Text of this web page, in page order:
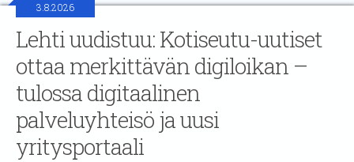
3.8.2026
Lehti uudistuu: Kotiseutu-uutiset
ottaa merkittävän digiloikan –
tulossa digitaalinen
palveluyhteisö ja uusi
yritysportaali